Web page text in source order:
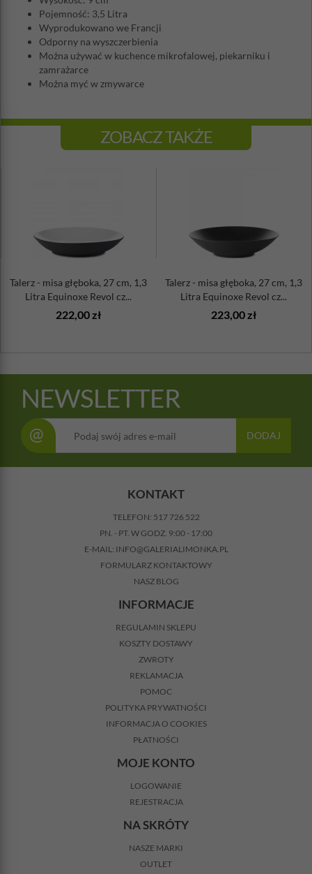
Pojemność: 3,5 Litra
Wyprodukowano we Francji
Odporny na wyszczerbienia
Można używać w kuchence mikrofalowej, piekarniku i
zamrażarce
Można myć w zmywarce
ZOBACZ TAKŻE
Talerz - misa głęboka, 27 cm, 1,3
Litra Equinoxe Revol cz...
222,00 zł
Talerz - misa głęboka, 27 cm, 1,3
Litra Equinoxe Revol cz...
223,00 zł
NEWSLETTER
@ DODAJ
KONTAKT
TELEFON: 517 726 522
PN. - PT. W GODZ. 9:00 - 17:00
E-MAIL: INFO@GALERIALIMONKA.PL
FORMULARZ KONTAKTOWY
NASZ BLOG
INFORMACJE
REGULAMIN SKLEPU
KOSZTY DOSTAWY
ZWROTY
REKLAMACJA
POMOC
POLITYKA PRYWATNOŚCI
INFORMACJA O COOKIES
PŁATNOŚCI
MOJE KONTO
LOGOWANIE
REJESTRACJA
NA SKRÓTY
NASZE MARKI
OUTLET